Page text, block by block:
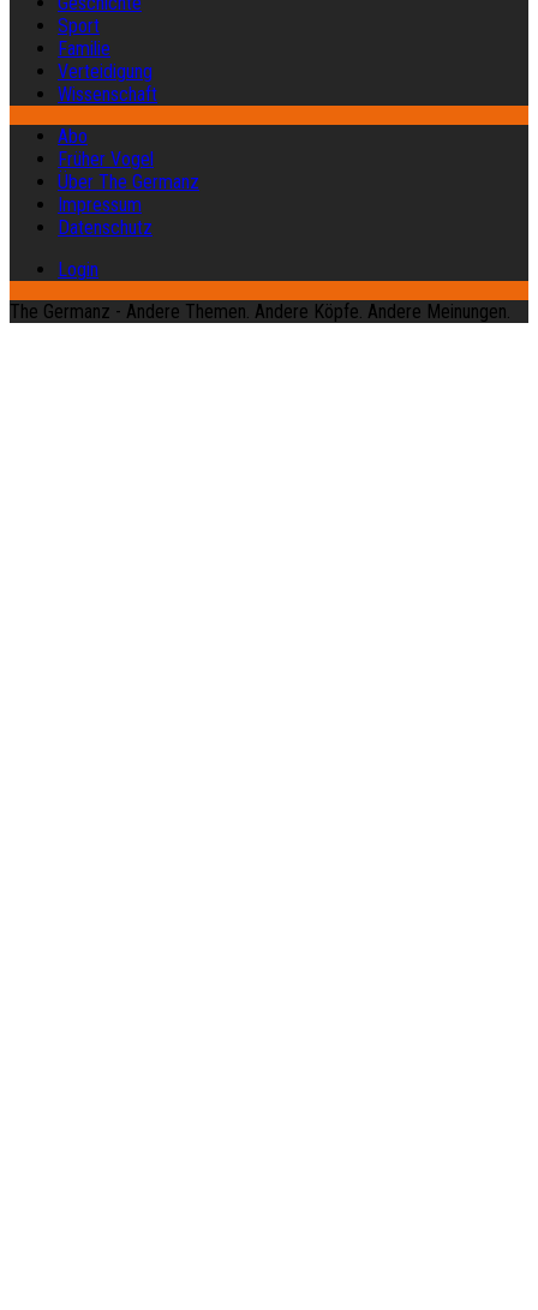
Sport
Familie
Verteidigung
Wissenschaft
Abo
Früher Vogel
Über The Germanz
Impressum
Datenschutz
Login
The Germanz - Andere Themen. Andere Köpfe. Andere Meinungen.